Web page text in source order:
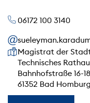
06172 100 3140
Unsere Anschrift
Magistrat der
Technisches
Bahnhofstraße 16-18
61352 Bad